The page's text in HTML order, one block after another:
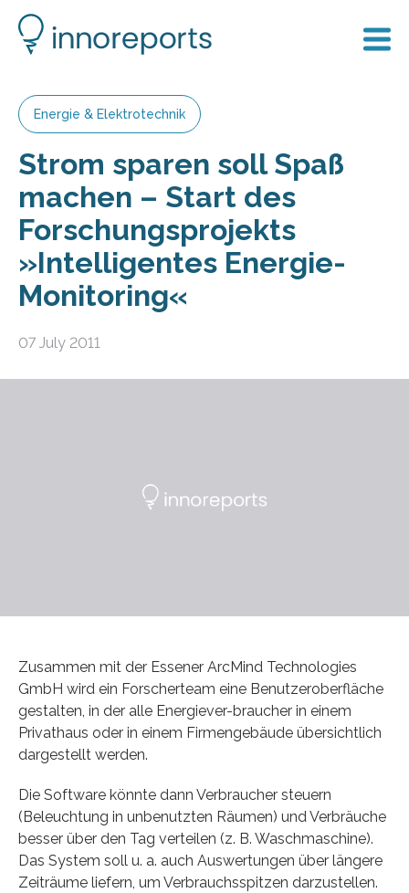
Energie & Elektrotechnik
Strom sparen soll Spaß
machen – Start des
Forschungsprojekts
»Intelligentes Energie-
Monitoring«
07 July 2011
Zusammen mit der Essener ArcMind Technologies
GmbH wird ein Forscherteam eine Benutzeroberfläche
gestalten, in der alle Energiever-braucher in einem
Privathaus oder in einem Firmengebäude übersichtlich
dargestellt werden.
Die Software könnte dann Verbraucher steuern
(Beleuchtung in unbenutzten Räumen) und Verbräuche
besser über den Tag verteilen (z. B. Waschmaschine).
Das System soll u. a. auch Auswertungen über längere
Zeiträume liefern, um Verbrauchsspitzen darzustellen.